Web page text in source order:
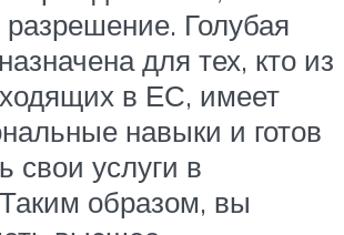
Голубая
для тех, кто из
в ЕС, имеет
навыки и готов
свои услуги в
образом, вы